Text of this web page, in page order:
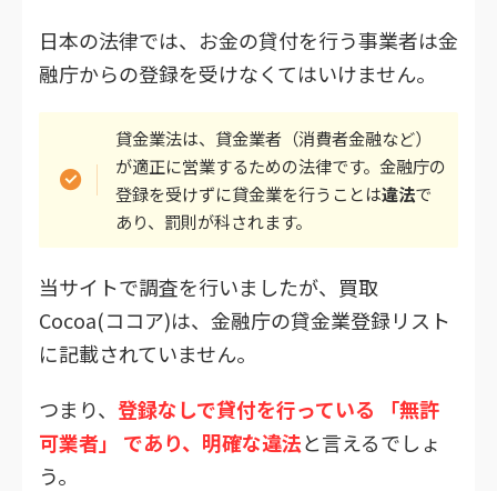
日本の法律では、お金の貸付を行う事業者は金
融庁からの登録を受けなくてはいけません。
貸金業法は、貸金業者（消費者金融など）
が適正に営業するための法律です。金融庁の
登録を受けずに貸金業を行うことは違法で
あり、罰則が科されます。
当サイトで調査を行いましたが、買取
Cocoa(ココア)は、金融庁の貸金業登録リスト
に記載されていません。
つまり、 登録なしで貸付を行っている
「無許
可業者」
であり、明確な違法と言えるでしょ
う。